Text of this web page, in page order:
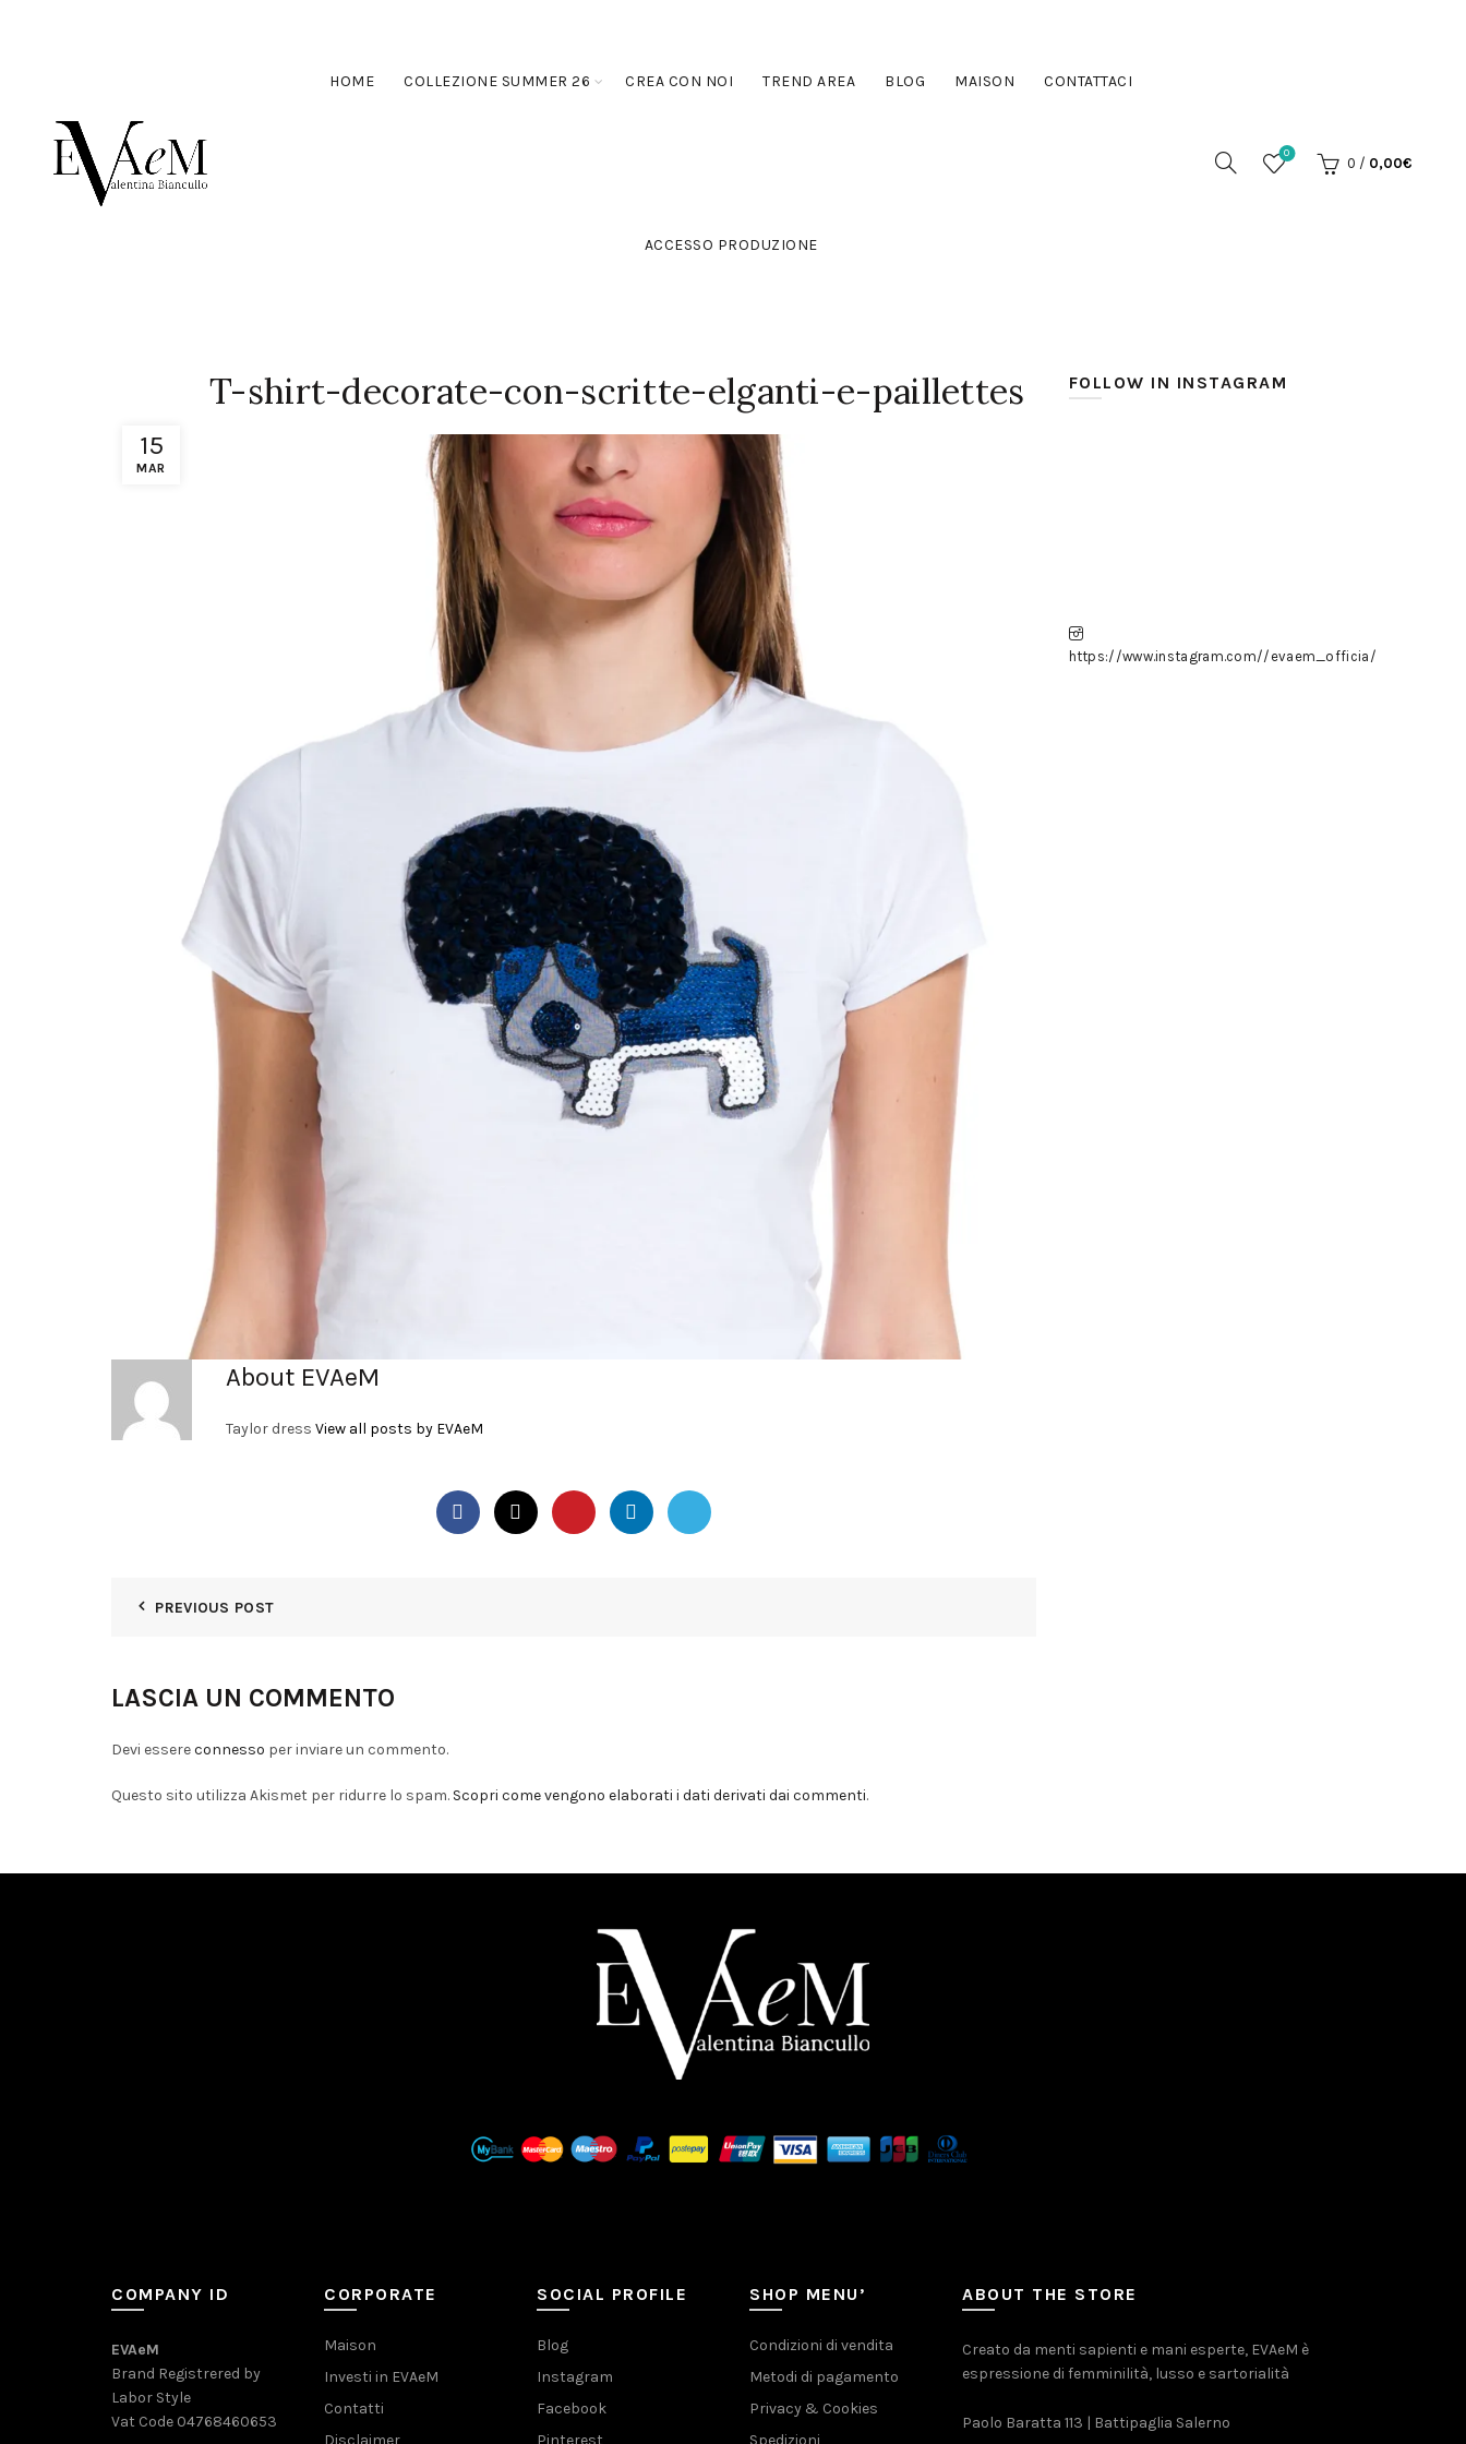
HOME COLLEZIONE SUMMER 26 CREA CON NOI TREND AREA BLOG MAISON CONTATTACI
ACCESSO PRODUZIONE
0
0 / 0,00€
15
MAR
T-shirt-decorate-con-scritte-elganti-e-paillettes
About EVAeM
Taylor dress View all posts by EVAeM
PREVIOUS POST
LASCIA UN COMMENTO
Devi essereconnesso per inviare un commento.
Questo sito utilizza Akismet per ridurre lo spam. Scopri come vengono elaborati i dati derivati dai commenti.
FOLLOW IN INSTAGRAM
https://www.instagram.com//evaem_officia/
COMPANY ID
EVAeM
Brand Registrered by
Labor Style
Vat Code 04768460653
CORPORATE
Maison
Investi in EVAeM
Contatti
Disclaimer
SOCIAL PROFILE
Blog
Instagram
Facebook
Pinterest
SHOP MENU’
Condizioni di vendita
Metodi di pagamento
Privacy & Cookies
Spedizioni
ABOUT THE STORE
Creato da menti sapienti e mani esperte, EVAeM è
espressione di femminilità, lusso e sartorialità
Paolo Baratta 113 | Battipaglia Salerno